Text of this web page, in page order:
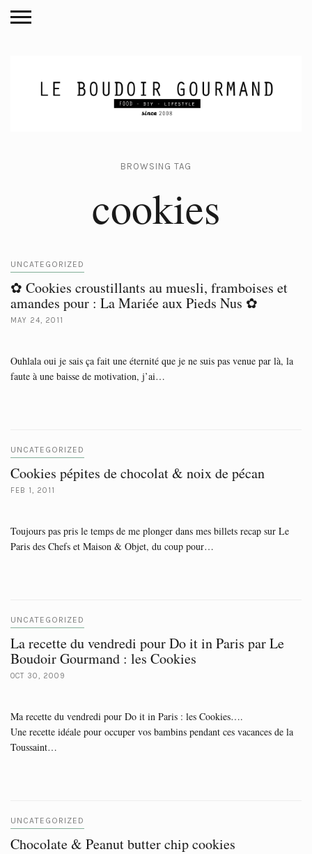
BROWSING TAG
cookies
UNCATEGORIZED
✿ Cookies croustillants au muesli, framboises et
amandes pour : La Mariée aux Pieds Nus ✿
MAY 24, 2011
Ouhlala oui je sais ça fait une éternité que je ne suis pas venue par là, la
faute à une baisse de motivation, j’ai…
UNCATEGORIZED
Cookies pépites de chocolat & noix de pécan
FEB 1, 2011
Toujours pas pris le temps de me plonger dans mes billets recap sur Le
Paris des Chefs et Maison & Objet, du coup pour…
UNCATEGORIZED
La recette du vendredi pour Do it in Paris par Le
Boudoir Gourmand : les Cookies
OCT 30, 2009
Ma recette du vendredi pour Do it in Paris : les Cookies….
Une recette idéale pour occuper vos bambins pendant ces vacances de la
Toussaint…
UNCATEGORIZED
Chocolate & Peanut butter chip cookies